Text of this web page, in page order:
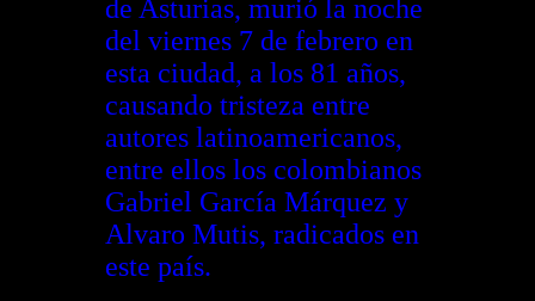
de Asturias, murió la noche
del viernes 7 de febrero en
esta ciudad, a los 81 años,
causando tristeza entre
autores latinoamericanos,
entre ellos los colombianos
Gabriel García Márquez y
Alvaro Mutis, radicados en
este país.